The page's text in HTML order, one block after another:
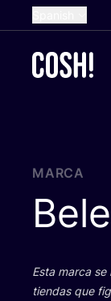
Dutch
Croatian
MARCA
Esta mar­ca se
tien­das que